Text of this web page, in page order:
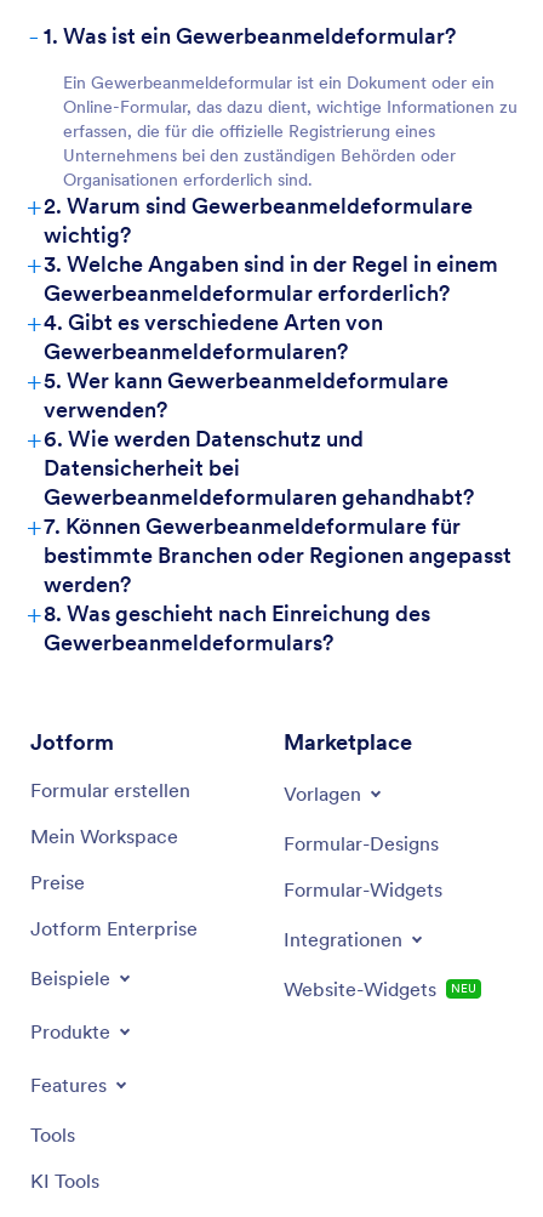
- 1. Was ist ein Gewerbeanmeldeformular?
Ein Gewerbeanmeldeformular ist ein Dokument oder ein
Online-Formular, das dazu dient, wichtige Informationen zu
erfassen, die für die offizielle Registrierung eines
Unternehmens bei den zuständigen Behörden oder
Organisationen erforderlich sind.
+2. Warum sind Gewerbeanmeldeformulare
wichtig?
+3. Welche Angaben sind in der Regel in einem
Gewerbeanmeldeformular erforderlich?
+4. Gibt es verschiedene Arten von
Gewerbeanmeldeformularen?
+5. Wer kann Gewerbeanmeldeformulare
verwenden?
+6. Wie werden Datenschutz und
Datensicherheit bei
Gewerbeanmeldeformularen gehandhabt?
+7. Können Gewerbeanmeldeformulare für
bestimmte Branchen oder Regionen angepasst
werden?
+8. Was geschieht nach Einreichung des
Gewerbeanmeldeformulars?
Jotform
Formular erstellen
Mein Workspace
Preise
Jotform Enterprise
Beispiele
Produkte
Features
Tools
KI Tools
Marketplace
Vorlagen
Formular-Designs
Formular-Widgets
Integrationen
Website-Widgets NEU